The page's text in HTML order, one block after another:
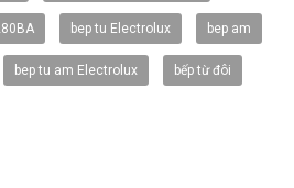
bep tu Electrolux bep am
bep tu am Electrolux bếp từ đôi